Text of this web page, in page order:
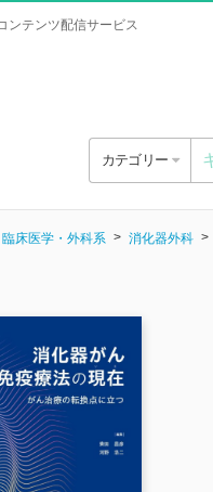
ンテンツ配信サービス
カテゴリー
臨床医学・外科系 消化器外科